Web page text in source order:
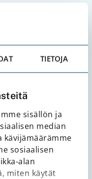
TIETOJA
sisällön ja
median
kävijämäärämme
sosiaalisen
alan
miten käytät
Pirkkala
Kollektor Scan